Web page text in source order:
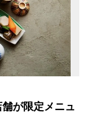
が限定メニュ